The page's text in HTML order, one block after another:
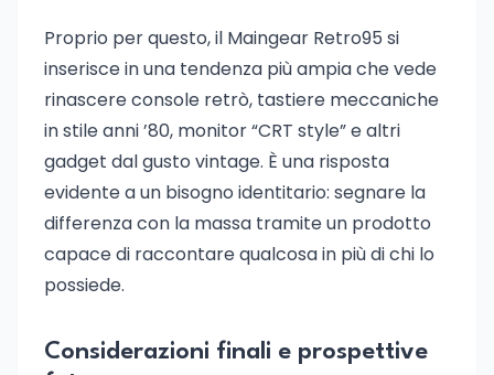
Proprio per questo, il Maingear Retro95 si
inserisce in una tendenza più ampia che vede
rinascere console retrò, tastiere meccaniche
in stile anni ’80, monitor “CRT style” e altri
gadget dal gusto vintage. È una risposta
evidente a un bisogno identitario: segnare la
differenza con la massa tramite un prodotto
capace di raccontare qualcosa in più di chi lo
possiede.
Considerazioni finali e prospettive